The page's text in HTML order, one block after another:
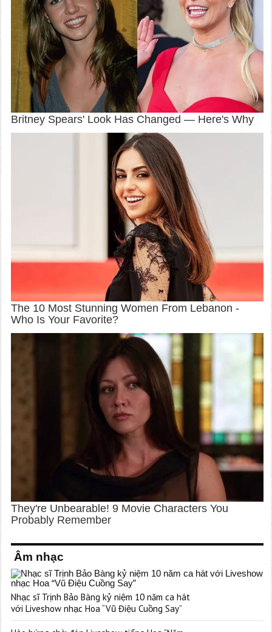
Âm nhạc
Nhạc sĩ Trịnh Bảo Bàng kỷ niệm 10 năm ca hát
với Liveshow nhạc Hoa “Vũ Điệu Cuồng Say”